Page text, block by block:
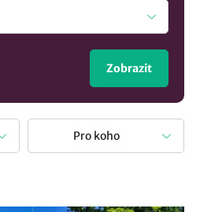
Zobrazit
Pro koho